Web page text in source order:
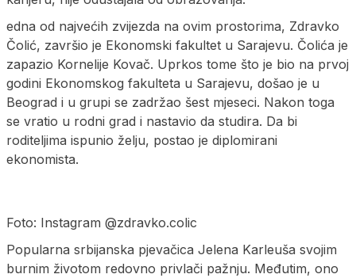
edna od najvećih zvijezda na ovim prostorima, Zdravko
Čolić, završio je Ekonomski fakultet u Sarajevu. Čolića je
zapazio Kornelije Kovač. Uprkos tome što je bio na prvoj
godini Ekonomskog fakulteta u Sarajevu, došao je u
Beograd i u grupi se zadržao šest mjeseci. Nakon toga
se vratio u rodni grad i nastavio da studira. Da bi
roditeljima ispunio želju, postao je diplomirani
ekonomista.
Foto: Instagram @zdravko.colic
Popularna srbijanska pjevačica Jelena Karleuša svojim
burnim životom redovno privlači pažnju. Međutim, ono